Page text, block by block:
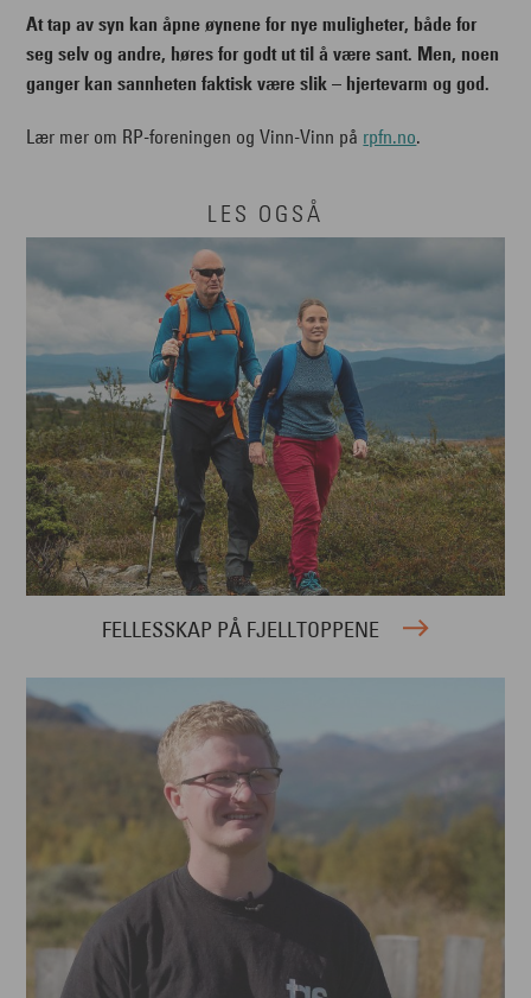
At tap av syn kan åpne øynene for nye muligheter, både for
seg selv og andre, høres for godt ut til å være sant. Men, noen
ganger kan sannheten faktisk være slik – hjertevarm og god.
Lær mer om RP-foreningen og Vinn-Vinn på rpfn.no.
LES OGSÅ
FELLESSKAP PÅ FJELLTOPPENE